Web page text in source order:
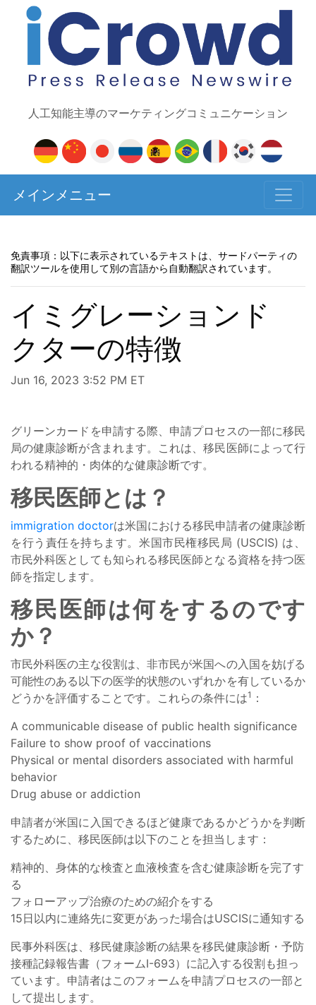
人工知能主導のマーケティングコミュニケーション
メインメニュー
免責事項：以下に表示されているテキストは、サードパーティの
翻訳ツールを使用して別の言語から自動翻訳されています。
イミグレーションド
クターの特徴
Jun 16, 2023 3:52 PM ET
グリーンカードを申請する際、申請プロセスの一部に移民
局の健康診断が含まれます。これは、移民医師によって行
われる精神的・肉体的な健康診断です。
移民医師とは？
immigration doctorは米国における移民申請者の健康診断
を行う責任を持ちます。米国市民権移民局 (USCIS) は、
市民外科医としても知られる移民医師となる資格を持つ医
師を指定します。
移民医師は何をするのです
か？
市民外科医の主な役割は、非市民が米国への入国を妨げる
可能性のある以下の医学的状態のいずれかを有しているか
どうかを評価することです。これらの条件には1 ：
A communicable disease of public health significance
Failure to show proof of vaccinations
Physical or mental disorders associated with harmful
behavior
Drug abuse or addiction
申請者が米国に入国できるほど健康であるかどうかを判断
するために、移民医師は以下のことを担当します：
精神的、身体的な検査と血液検査を含む健康診断を完了す
る
フォローアップ治療のための紹介をする
15日以内に連絡先に変更があった場合はUSCISに通知する
民事外科医は、移民健康診断の結果を移民健康診断・予防
接種記録報告書（フォームI-693）に記入する役割も担っ
ています。申請者はこのフォームを申請プロセスの一部と
して提出します。